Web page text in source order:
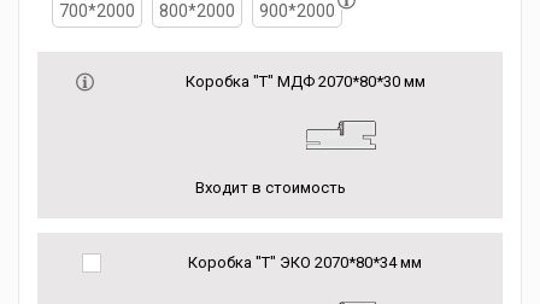
700*2000 800*2000 900*2000
Коробка "Т" МДФ 2070*80*30 мм
Входит в стоимость
Коробка "Т" ЭКО 2070*80*34 мм